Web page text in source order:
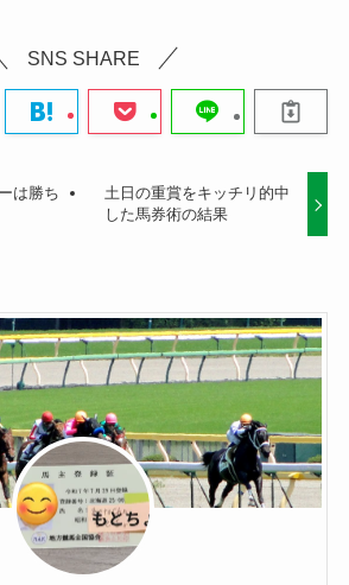
SNS SHARE
は勝ち
土日の重賞をキッチリ的中
した馬券術の結果